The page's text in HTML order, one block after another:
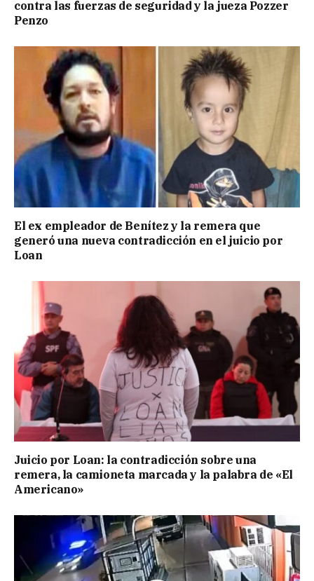
contra las fuerzas de seguridad y la jueza Pozzer
Penzo
El ex empleador de Benítez y la remera que
generó una nueva contradicción en el juicio por
Loan
Juicio por Loan: la contradicción sobre una
remera, la camioneta marcada y la palabra de «El
Americano»